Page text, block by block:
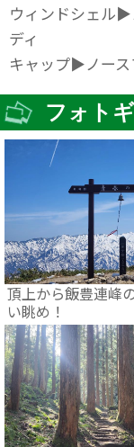
ウィンドシェル▶
ディ
キャップ▶ノー
フォト
頂上から飯豊連峰
い眺め！